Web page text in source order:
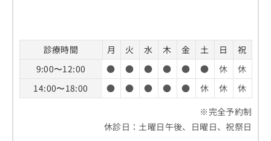
診療時間 月 火 水 木 金 土 日
祝
9:00〜12:00
● ● ● ● ● ● 休
休
14:00〜18:00
● ● ● ● ● 休 休
休
※完全予約制
休診日：土曜日午後、日曜日、祝祭日